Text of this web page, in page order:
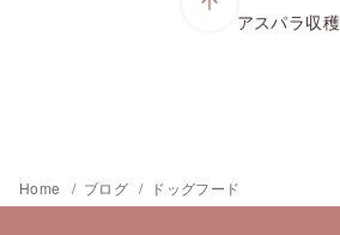
アスパラ収穫
Home ブログ ドッグフード